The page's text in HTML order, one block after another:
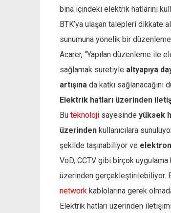
bina içindeki elektrik hatlarını
BTK’ya ulaşan talepleri dikkate
sunumuna yönelik bir düzenleme
Acarer, “Yapılan düzenleme ile
sağlamak suretiyle altyapıya
artışına da katkı sağlanacağını
Elektrik hatları üzerinden
Bu teknoloji sayesinde yüksek
üzerinden kullanıcılara
şekilde taşınabiliyor ve
VoD, CCTV gibi birçok
üzerinden gerçekleştirilebiliyor.
network kablolarına gerek
Elektrik hatları üzerinden